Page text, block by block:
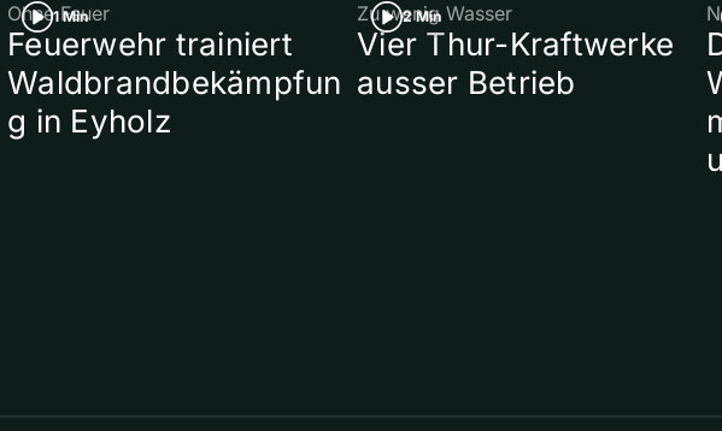
1 Min
Ohne Feuer
Feuerwehr trainiert
Waldbrandbekämpfun
g in Eyholz
2 Min
Zu wenig Wasser
Vier Thur-Kraftwerke
ausser Betrieb